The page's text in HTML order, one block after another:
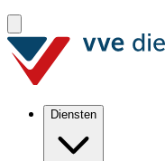
Diensten